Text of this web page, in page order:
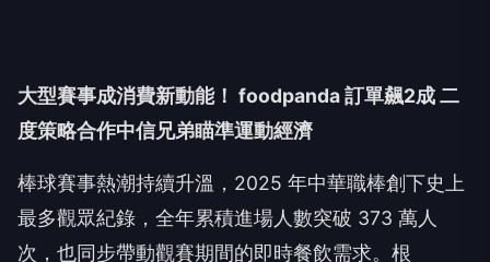
大型賽事成消費新動能！ foodpanda 訂單飆2成 二
度策略合作中信兄弟瞄準運動經濟
棒球賽事熱潮持續升溫，2025 年中華職棒創下史上
最多觀眾紀錄，全年累積進場人數突破 373 萬人
次，也同步帶動觀賽期間的即時餐飲需求。根